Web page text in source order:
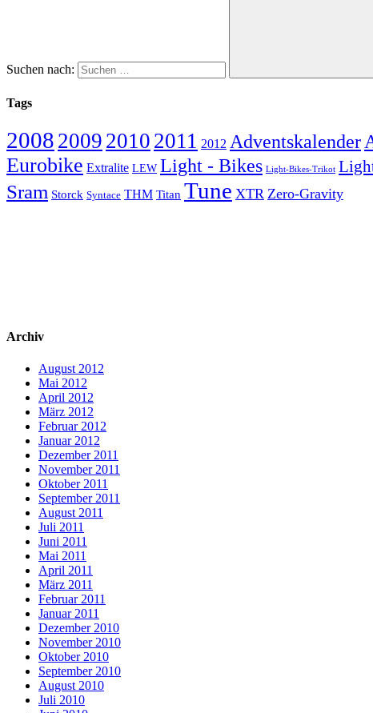
Suchen nach:
Tags
2008 2009 2010 2011 2012 Adventskalender
Eurobike Extralite LEW Light - Bikes Light-Bikes-Trikot
Sram Storck Syntace THM Titan Tune XTR Zero-Gravity
Archiv
August 2012
Mai 2012
April 2012
März 2012
Februar 2012
Januar 2012
Dezember 2011
November 2011
Oktober 2011
September 2011
August 2011
Juli 2011
Juni 2011
Mai 2011
April 2011
März 2011
Februar 2011
Januar 2011
Dezember 2010
November 2010
Oktober 2010
September 2010
August 2010
Juli 2010